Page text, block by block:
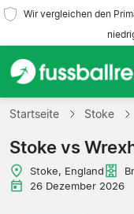
Wir vergleichen den
Startseite
Mannschaften
Ligen
Startseite Stoke
Stoke vs
Stoke, England
26 Dezember 2026